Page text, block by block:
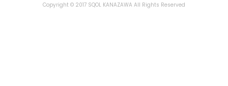
Copyright © 2017 SQOL KANAZAWA All Rights Reserved